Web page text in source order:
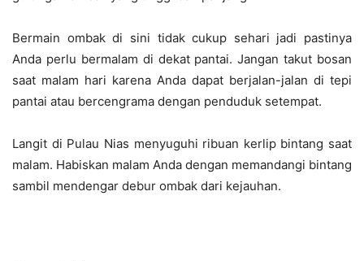
Bermain ombak di sini tidak cukup sehari jadi pastinya
Anda perlu bermalam di dekat pantai. Jangan takut bosan
saat malam hari karena Anda dapat berjalan-jalan di tepi
pantai atau bercengrama dengan penduduk setempat.
Langit di Pulau Nias menyuguhi ribuan kerlip bintang saat
malam. Habiskan malam Anda dengan memandangi bintang
sambil mendengar debur ombak dari kejauhan.